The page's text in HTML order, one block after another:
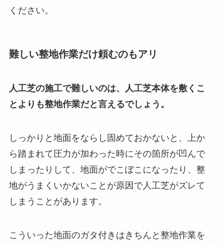
ください。
難しい整地作業だけ頼むのもアリ
人工芝の施工で難しいのは、人工芝本体を敷くこ
とよりも整地作業だと言えるでしょう。
しっかりと地面をならし固めておかないと、上か
ら踏まれて圧力が加わった時にその箇所が凹んで
しまったりして、地面がでこぼこになったり、整
地がうまくいかないことが原因で人工芝がズレて
しまうことがあります。
こういった地面のガタ付きはきちんと整地作業を